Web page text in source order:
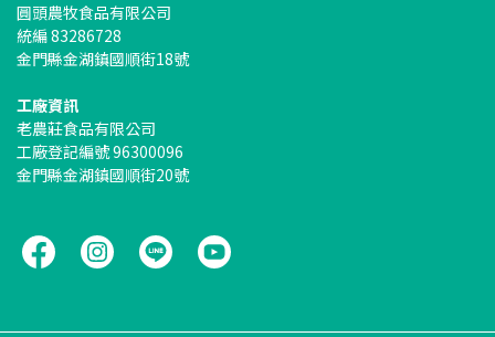
圓頭農牧食品有限公司
統編 83286728
金門縣金湖鎮國順街18號
工廠資訊
老農莊食品有限公司
工廠登記編號 96300096
金門縣金湖鎮國順街20號